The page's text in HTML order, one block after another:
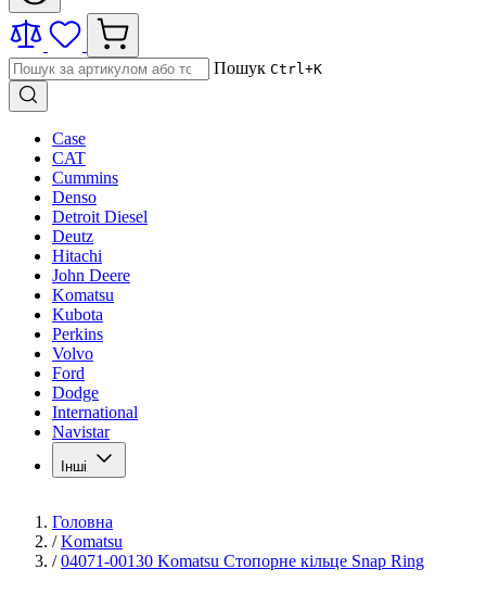
Пошук Ctrl+K
Case
CAT
Cummins
Denso
Detroit Diesel
Deutz
Hitachi
John Deere
Komatsu
Kubota
Perkins
Volvo
Ford
Dodge
International
Navistar
Інші
Головна
/ Komatsu
/ 04071-00130 Komatsu Стопорне кільце Snap Ring